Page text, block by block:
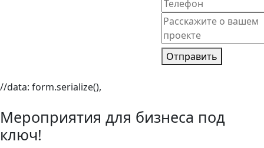
Отправить
//data: form.serialize(),
Мероприятия для бизнеса под
ключ!